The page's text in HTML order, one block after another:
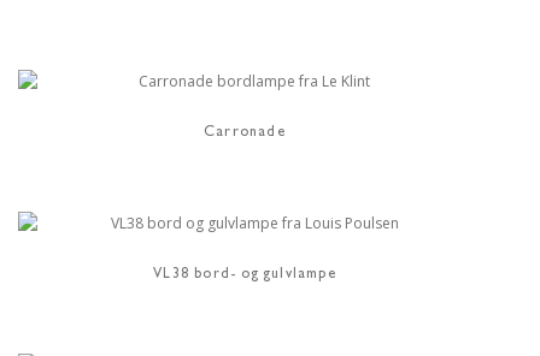
Carronade
VL38 bord- og gulvlampe